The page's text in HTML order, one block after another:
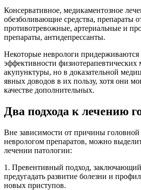
Консервативное, медикаментозное
обезболивающие средства, препараты
противотревожные, артериальные и
препараты, антидепрессанты.
Некоторые неврологи придерживаются
эффективности физиотерапевтических
акупунктуры, но в доказательной
явных доводов в их пользу, хотя они
качестве дополнительных.
Два подхода к лечению
Вне зависимости от причины
неврологом препаратов, можно
лечении патологии:
1. Превентивный подход,
предугадать развитие болезни и
новых приступов.